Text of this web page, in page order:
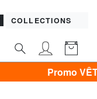
COLLECTIONS
Promo